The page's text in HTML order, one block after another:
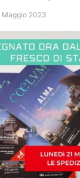
Maggio 2023